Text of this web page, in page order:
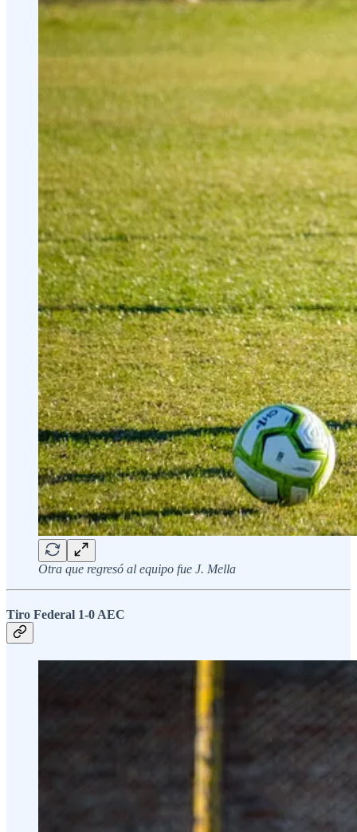
Otra que regresó al equipo fue J. Mella
Tiro Federal 1-0 AEC